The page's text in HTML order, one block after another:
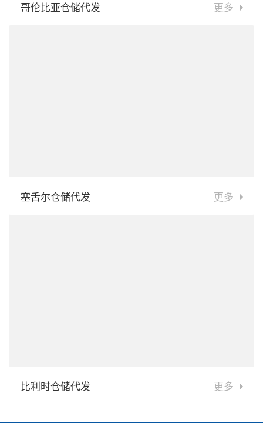
哥伦比亚仓储代发 更多
塞舌尔仓储代发 更多
比利时仓储代发 更多